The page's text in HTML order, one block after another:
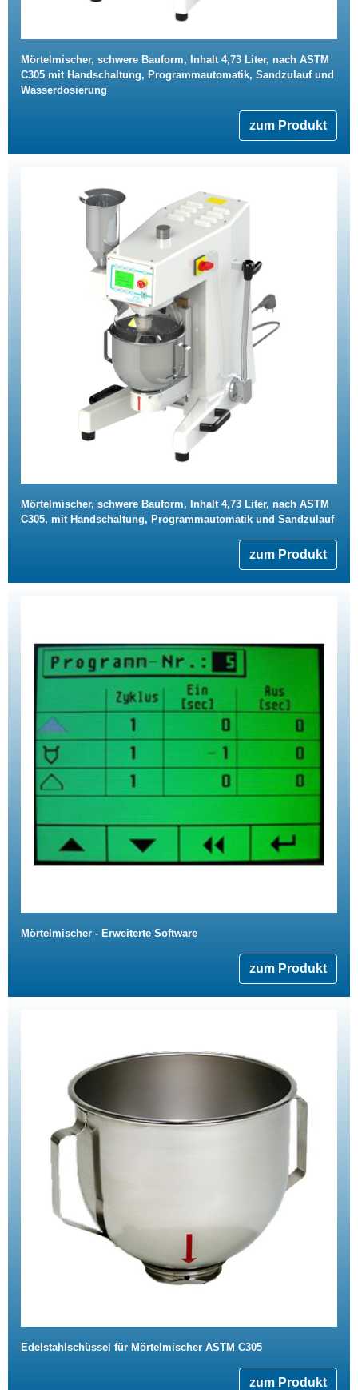
Mörtelmischer, schwere Bauform, Inhalt 4,73 Liter, nach ASTM
C305 mit Handschaltung, Programmautomatik, Sandzulauf und
Wasserdosierung
zum Produkt
Mörtelmischer, schwere Bauform, Inhalt 4,73 Liter, nach ASTM
C305, mit Handschaltung, Programmautomatik und Sandzulauf
zum Produkt
Mörtelmischer - Erweiterte Software
zum Produkt
Edelstahlschüssel für Mörtelmischer ASTM C305
zum Produkt